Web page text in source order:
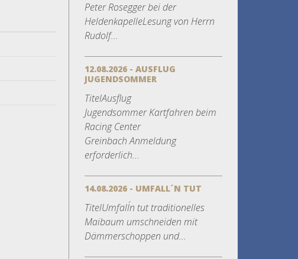
Peter Rosegger bei der
HeldenkapelleLesung von Herrn
Rudolf...
12.08.2026 - AUSFLUG
JUGENDSOMMER
TitelAusflug
Jugendsommer Kartfahren beim
Racing Center
Greinbach Anmeldung
erforderlich...
14.08.2026 - UMFALL´N TUT
TitelUmfall´n tut traditionelles
Maibaum umschneiden mit
Dämmerschoppen und...